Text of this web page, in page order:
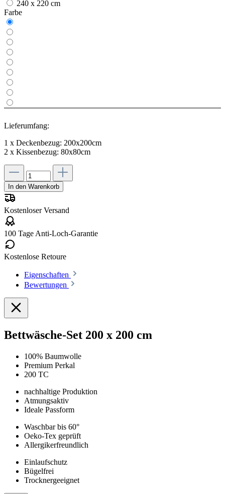
240 x 220 cm
Farbe
Lieferumfang:
1 x Deckenbezug: 200x200cm
2 x Kissenbezug: 80x80cm
In den Warenkorb
Kostenloser Versand
100 Tage Anti-Loch-Garantie
Kostenlose Retoure
Eigenschaften
Bewertungen
Bettwäsche-Set 200 x 200 cm
100% Baumwolle
Premium Perkal
200 TC
nachhaltige Produktion
Atmungsaktiv
Ideale Passform
Waschbar bis 60°
Oeko-Tex geprüft
Allergikerfreundlich
Einlaufschutz
Bügelfrei
Trocknergeeignet